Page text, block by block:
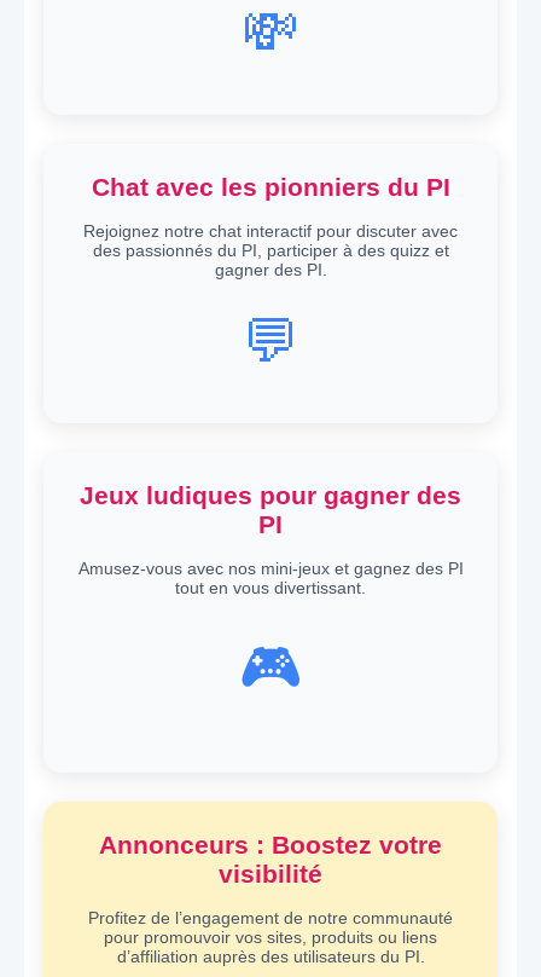
💸
Chat avec les pionniers du PI
Rejoignez notre chat interactif pour discuter avec
des passionnés du PI, participer à des quizz et
gagner des PI.
💬
Jeux ludiques pour gagner des
PI
Amusez-vous avec nos mini-jeux et gagnez des PI
tout en vous divertissant.
🎮
Annonceurs : Boostez votre
visibilité
Profitez de l’engagement de notre communauté
pour promouvoir vos sites, produits ou liens
d’affiliation auprès des utilisateurs du PI.